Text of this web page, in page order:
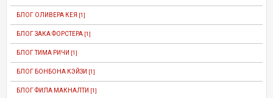
БЛОГ ОЛИВЕРА КЕЯ [1]
БЛОГ ЗАКА ФОРСТЕРА [1]
БЛОГ ТИМА РИЧИ [1]
БЛОГ БОНБОНА КЭЙЗИ [1]
БЛОГ ФИЛА МАКНАЛТИ [1]